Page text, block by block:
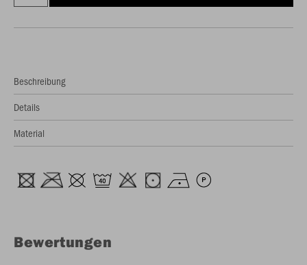
Beschreibung
Details
Material
Bewertungen